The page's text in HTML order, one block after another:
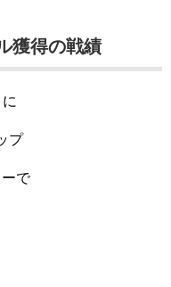
獲得の戦績
プ
で